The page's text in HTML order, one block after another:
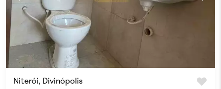
Niterói, Divinópolis